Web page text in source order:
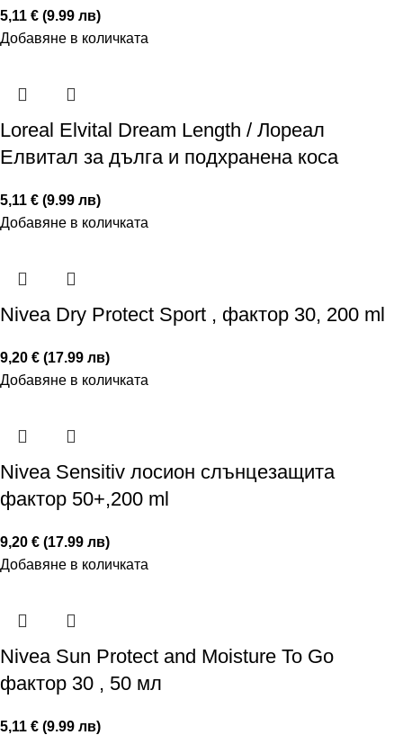
5,11 € (9.99 лв)
Добавяне в количката
Loreal Elvital Dream Length / Лореал
Елвитал за дълга и подхранена коса
5,11 € (9.99 лв)
Добавяне в количката
Nivea Dry Protect Sport , фактор 30, 200 ml
9,20 € (17.99 лв)
Добавяне в количката
Nivea Sensitiv лосион слънцезащита
фактор 50+,200 ml
9,20 € (17.99 лв)
Добавяне в количката
Nivea Sun Protect and Moisture To Go
фактор 30 , 50 мл
5,11 € (9.99 лв)